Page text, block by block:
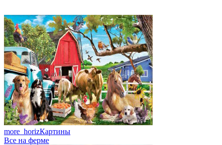
more_horizКартины
Все на ферме